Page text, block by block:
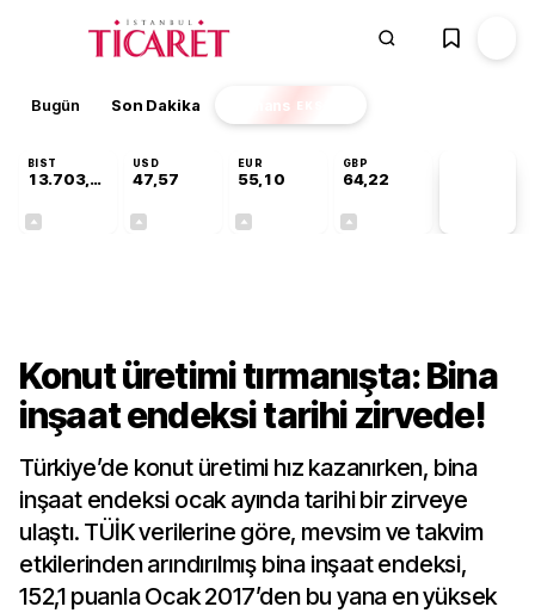
Bugün Son Dakika Finans EKSTRA
BIST
13.703,13
USD
47,57
EUR
55,10
GBP
64,22
Konut üretimi tırmanışta: Bina
inşaat endeksi tarihi zirvede!
Türkiye’de konut üretimi hız kazanırken, bina
inşaat endeksi ocak ayında tarihi bir zirveye
ulaştı. TÜİK verilerine göre, mevsim ve takvim
etkilerinden arındırılmış bina inşaat endeksi,
152,1 puanla Ocak 2017’den bu yana en yüksek